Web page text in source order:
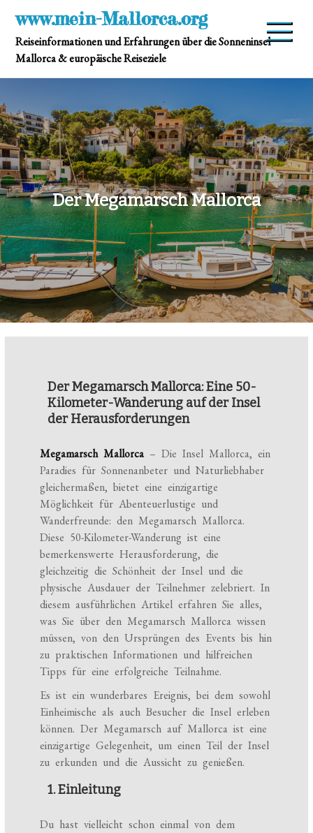
content
www.mein-Mallorca.org
Reiseinformationen und Erfahrungen über die Sonneninsel
Mallorca & europäische Reiseziele
Der Megamarsch Mallorca
Der Megamarsch Mallorca: Eine 50-
Kilometer-Wanderung auf der Insel
der Herausforderungen
Megamarsch Mallorca– Die Insel Mallorca, ein
Paradies für Sonnenanbeter und Naturliebhaber
gleichermaßen, bietet eine einzigartige
Möglichkeit für Abenteuerlustige und
Wanderfreunde: den Megamarsch Mallorca.
Diese 50-Kilometer-Wanderung ist eine
bemerkenswerte Herausforderung, die
gleichzeitig die Schönheit der Insel und die
physische Ausdauer der Teilnehmer zelebriert. In
diesem ausführlichen Artikel erfahren Sie alles,
was Sie über den Megamarsch Mallorca wissen
müssen, von den Ursprüngen des Events bis hin
zu praktischen Informationen und hilfreichen
Tipps für eine erfolgreiche Teilnahme.
Es ist ein wunderbares Ereignis, bei dem sowohl
Einheimische als auch Besucher die Insel erleben
können. Der Megamarsch auf Mallorca ist eine
einzigartige Gelegenheit, um einen Teil der Insel
zu erkunden und die Aussicht zu genießen.
1. Einleitung
Du hast vielleicht schon einmal von dem